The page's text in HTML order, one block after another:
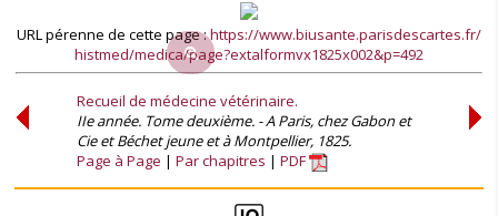
URL pérenne de cette page :https://www.biusante.parisdescartes.fr/
histmed/medica/page?extalformvx1825x002&p=492
Recueil de médecine vétérinaire.
IIe année. Tome deuxième. - A Paris, chez Gabon et
Cie et Béchet jeune et à Montpellier, 1825.
Page à Page
Par chapitres PDF